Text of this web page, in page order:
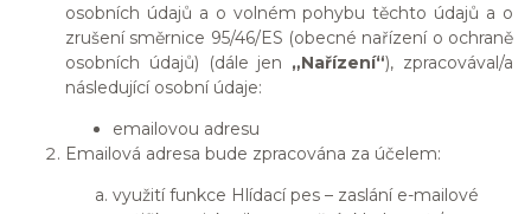
osobních údajů a o volném pohybu těchto údajů a o
zrušení směrnice 95/46/ES (obecné nařízení o ochraně
osobních údajů) (dále jen „Nařízení“), zpracovával/a
následující osobní údaje:
emailovou adresu
Emailová adresa bude zpracována za účelem:
využití funkce Hlídací pes – zaslání e-mailové